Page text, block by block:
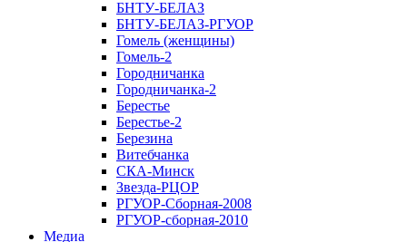
БНТУ-БЕЛАЗ
БНТУ-БЕЛАЗ-РГУОР
Гомель (женщины)
Гомель-2
Городничанка
Городничанка-2
Берестье
Берестье-2
Березина
Витебчанка
СКА-Минск
Звезда-РЦОР
РГУОР-Сборная-2008
РГУОР-сборная-2010
Медиа